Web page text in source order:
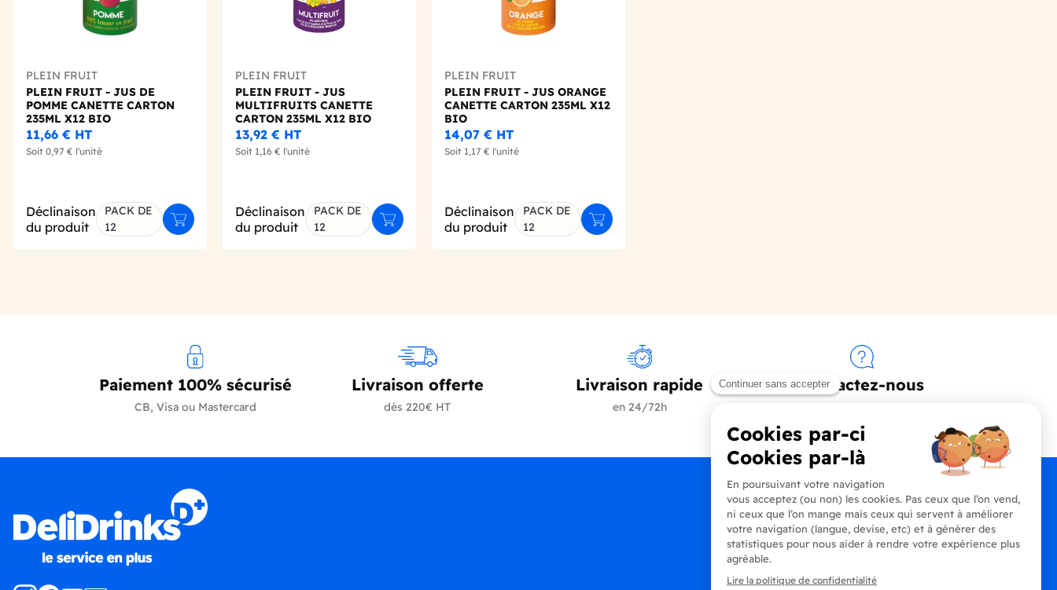
PLEIN FRUIT
PLEIN FRUIT - JUS DE
POMME CANETTE CARTON
235ML X12 BIO
11,66 € HT
Soit 0,97 € l'unité
Déclinaison
du produit
PACK DE
12
Ajouter au panier
PLEIN FRUIT
PLEIN FRUIT - JUS
MULTIFRUITS CANETTE
CARTON 235ML X12 BIO
13,92 € HT
Soit 1,16 € l'unité
Déclinaison
du produit
PACK DE
12
Ajouter au panier
PLEIN FRUIT
PLEIN FRUIT - JUS ORANGE
CANETTE CARTON 235ML X12
BIO
14,07 € HT
Soit 1,17 € l'unité
Déclinaison
du produit
PACK DE
12
Ajouter au panier
Paiement 100% sécurisé
CB, Visa ou Mastercard
Livraison offerte
dès 220€ HT
Livraison rapide
en 24/72h
Contactez-nous